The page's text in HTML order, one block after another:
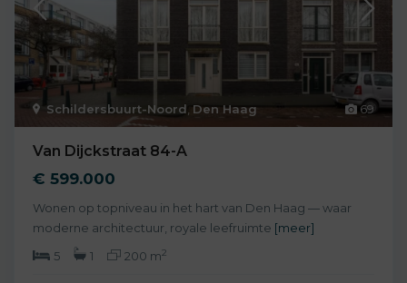
69
Schildersbuurt-Noord Den Haag
Van Dijckstraat 84-A
€ 599.000
Wonen op topniveau in het hart van Den Haag — waar
moderne architectuur, royale leefruimte [meer]
5
1 200 m2